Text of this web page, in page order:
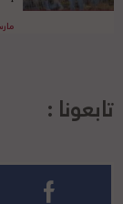
مارس
تابعونا :